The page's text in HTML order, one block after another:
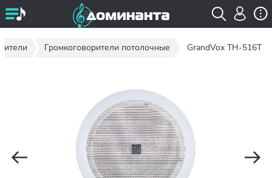
Громкоговорители потолочные GrandVox TH-516T